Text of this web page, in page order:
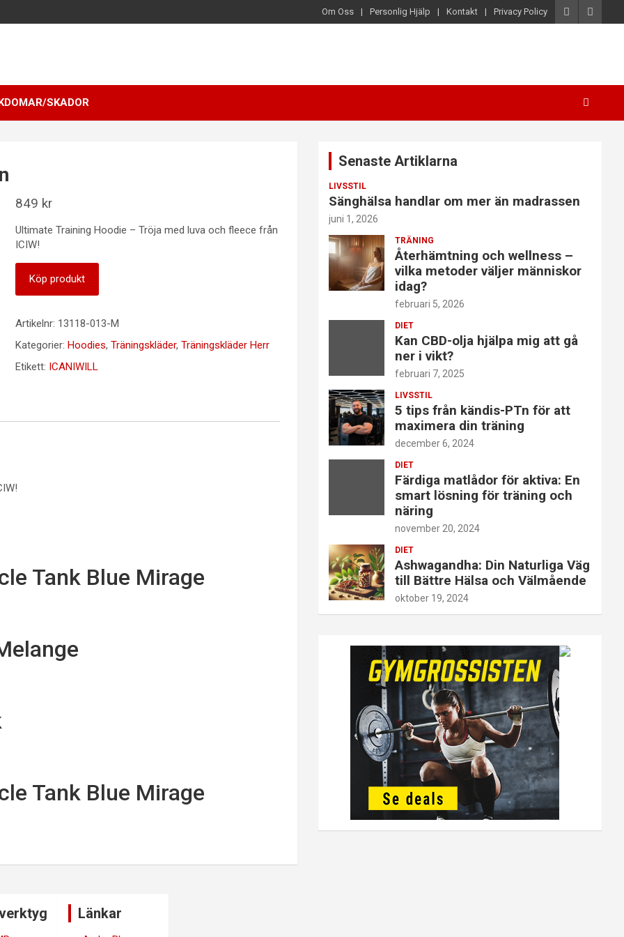
Om Oss Personlig Hjälp Kontakt Privacy Policy
SKADOR
849 kr
Ultimate Training Hoodie – Tröja med luva och fleece från
ICIW!
Köp produkt
Artikelnr: 13118-013-M
Kategorier: Hoodies, Träningskläder, Träningskläder Herr
Etikett: ICANIWILL
Tank Blue Mirage
Tank Blue Mirage
Senaste Artiklarna
LIVSSTIL
Sänghälsa handlar om mer än madrassen
juni 1, 2026
TRÄNING
Återhämtning och wellness –
vilka metoder väljer människor
idag?
februari 5, 2026
DIET
Kan CBD-olja hjälpa mig att gå
ner i vikt?
februari 7, 2025
LIVSSTIL
5 tips från kändis-PTn för att
maximera din träning
december 6, 2024
DIET
Färdiga matlådor för aktiva: En
smart lösning för träning och
näring
november 20, 2024
DIET
Ashwagandha: Din Naturliga Väg
till Bättre Hälsa och Välmående
oktober 19, 2024
Länkar